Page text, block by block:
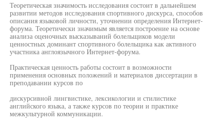
Теоретическая значимость исследования состоит в дальнейшем
развитии методов исследования спортивного дискурса, способов
описания языковой личности, уточнении определения Интернет-
форума. Теоретически значимым является построение на основе
анализа оценочных высказываний болельщиков модели
ценностных доминант спортивного болельщика как активного
участника англоязычного Интернет-форума.
Практическая ценность работы состоит в возможности
применения основных положений и материалов диссертации в
преподавании курсов по
дискурсивной лингвистике, лексикологии и стилистике
английского языка, а также курсов по теории и практике
межкультурной коммуникации.